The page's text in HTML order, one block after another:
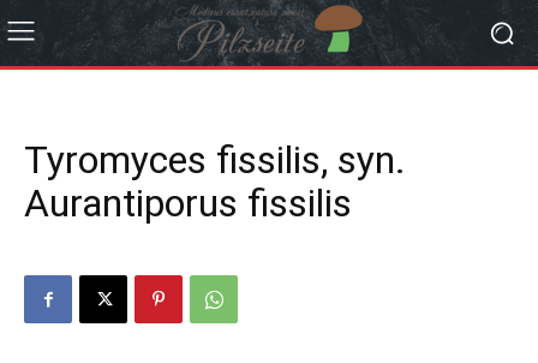
Tyromyces fissilis, syn.
Aurantiporus fissilis